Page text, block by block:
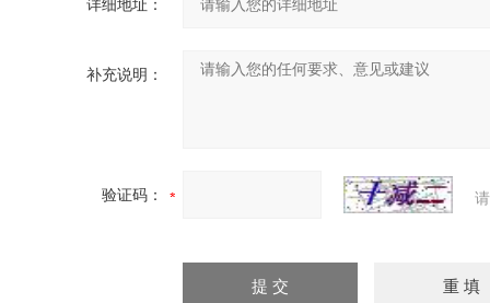
详细地址：
补充说明：
验证码：